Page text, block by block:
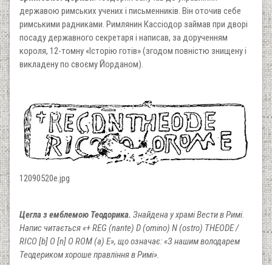
державою римських учених і письменників. Він оточив себе
римськими радниками. Римлянин Кассіодор займав при дворі
посаду державного секретаря і написав, за дорученням
короля, 12-томну «Історію готів» (згодом повністю знищену і
викладену по своєму Йорданом).
12090520e.jpg
Цегла з емблемою Теодорика. Знайдена у храмі Вести в Римі.
Напис читається «+ REG (nante) D (omino) N (ostro) THEODE /
RICO [b] O [n] O ROM (a) E», що означає: «З нашим володарем
Теодериком хороше правління в Римі».